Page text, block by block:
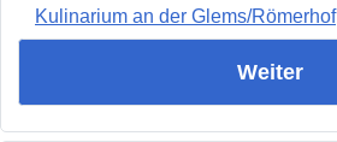
Kulinarium an der Glems/Römerhof
Weiter